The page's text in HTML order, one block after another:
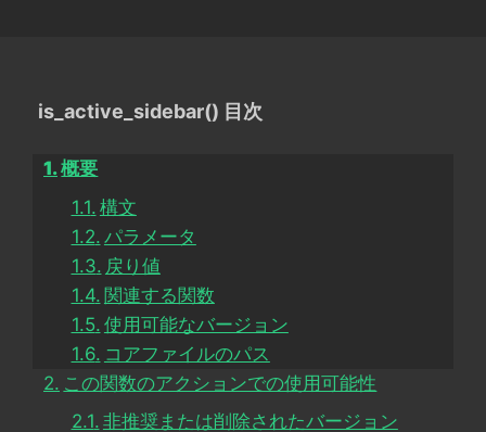
is_active_sidebar() 目次
概要
構文
パラメータ
戻り値
関連する関数
使用可能なバージョン
コアファイルのパス
この関数のアクションでの使用可能性
非推奨または削除されたバージョン